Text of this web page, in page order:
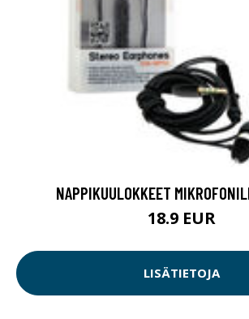
NAPPIKUULOKKEET
18.9 EUR
LISÄTIETOJA